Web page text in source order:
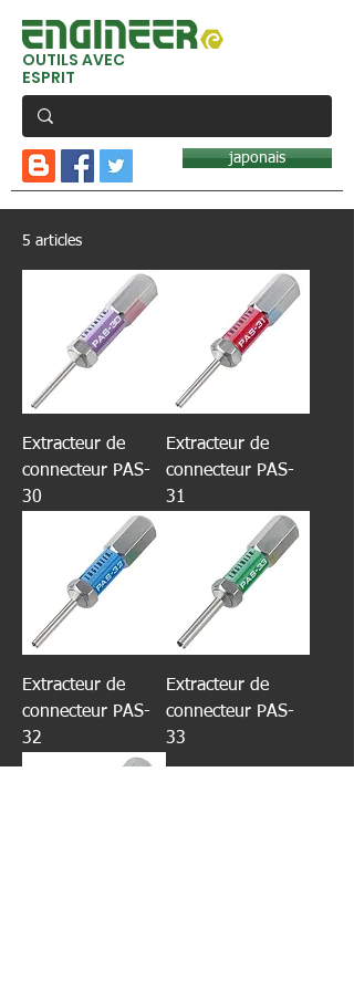
OUTILS AVEC
ESPRIT
japonais
5 articles
Extracteur de
connecteur PAS-
30
Extracteur de
connecteur PAS-
31
Extracteur de
connecteur PAS-
32
Extracteur de
connecteur PAS-
33